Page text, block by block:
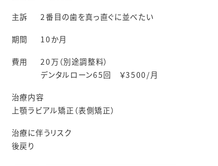
主訴 2番目の歯を真っ直ぐに並べたい
期間 10か月
費用
20万（別途調整料）
デンタルローン65回 ￥3500/月
治療内容
上顎ラビアル矯正（表側矯正）
治療に伴うリスク
後戻り